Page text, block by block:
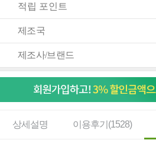
적립 포인트
제조국
제조사/브랜드
상세설명 이용후기(1528)